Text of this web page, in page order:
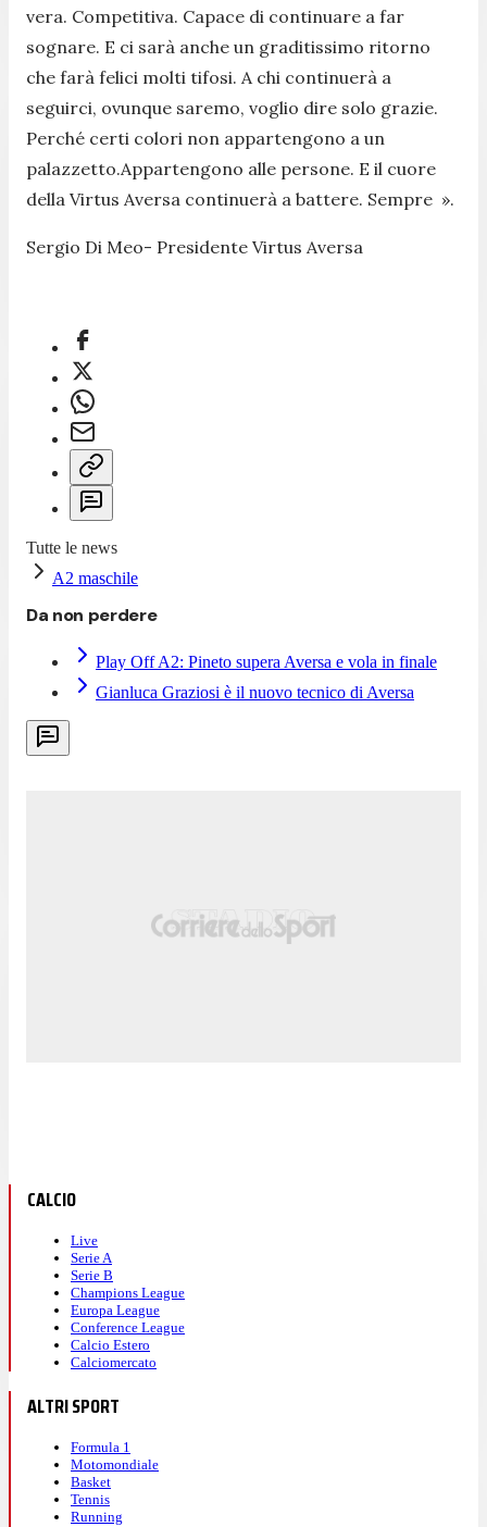
vera. Competitiva. Capace di continuare a far
sognare. E ci sarà anche un graditissimo ritorno
che farà felici molti tifosi. A chi continuerà a
seguirci, ovunque saremo, voglio dire solo grazie.
Perché certi colori non appartengono a un
palazzetto.Appartengono alle persone. E il cuore
della Virtus Aversa continuerà a battere. Sempre ».
Sergio Di Meo- Presidente Virtus Aversa
Tutte le news
A2 maschile
Da non perdere
Play Off A2: Pineto supera Aversa e vola in finale
Gianluca Graziosi è il nuovo tecnico di Aversa
CALCIO
Live
Serie A
Serie B
Champions League
Europa League
Conference League
Calcio Estero
Calciomercato
ALTRI SPORT
Formula 1
Motomondiale
Basket
Tennis
Running